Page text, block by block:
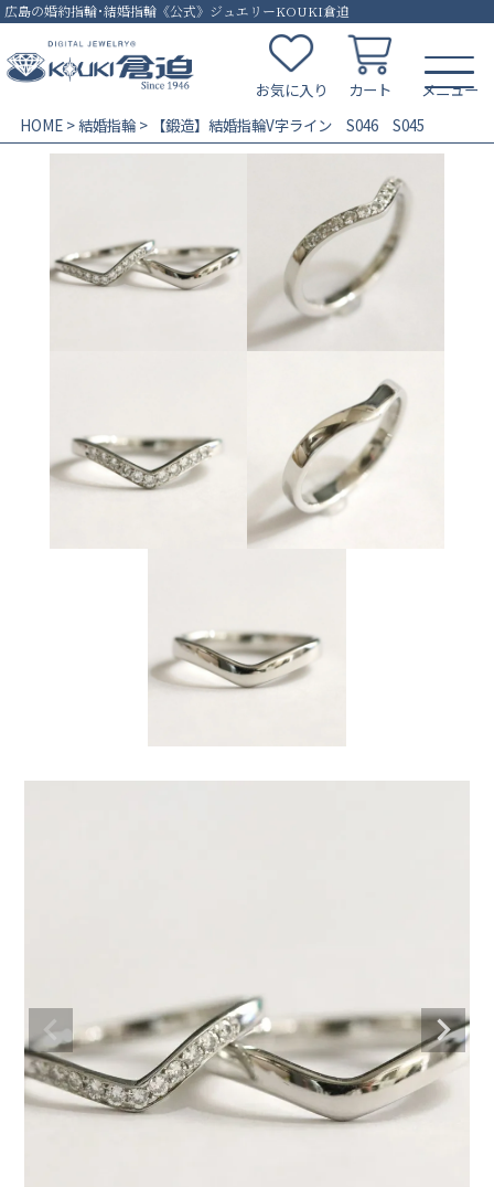
広島の婚約指輪･結婚指輪《公式》ジュエリーKOUKI倉迫
お気に入り
カート
HOME
結婚指輪 【鍛造】結婚指輪V字ライン S046 S045